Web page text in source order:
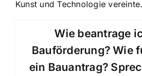
Kunst und Technologie vereinte.
Wie beantrage
Bauförderung? Wie
ein Bauantrag?